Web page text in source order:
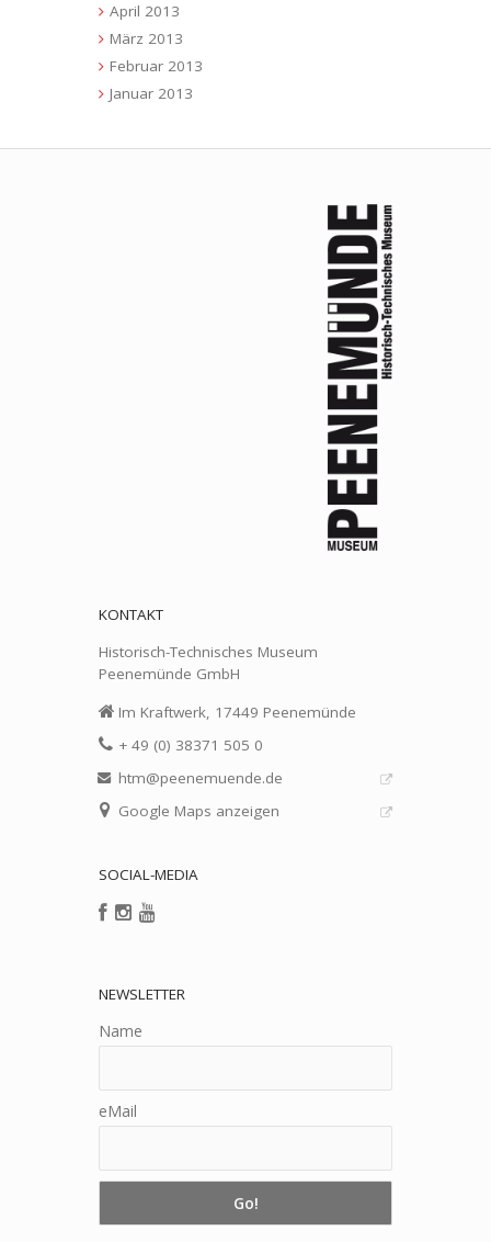
April 2013
März 2013
Februar 2013
Januar 2013
KONTAKT
Historisch-Technisches Museum
Peenemünde GmbH
Im Kraftwerk, 17449 Peenemünde
+ 49 (0) 38371 505 0
htm@peenemuende.de
Google Maps anzeigen
SOCIAL-MEDIA
NEWSLETTER
Name
eMail